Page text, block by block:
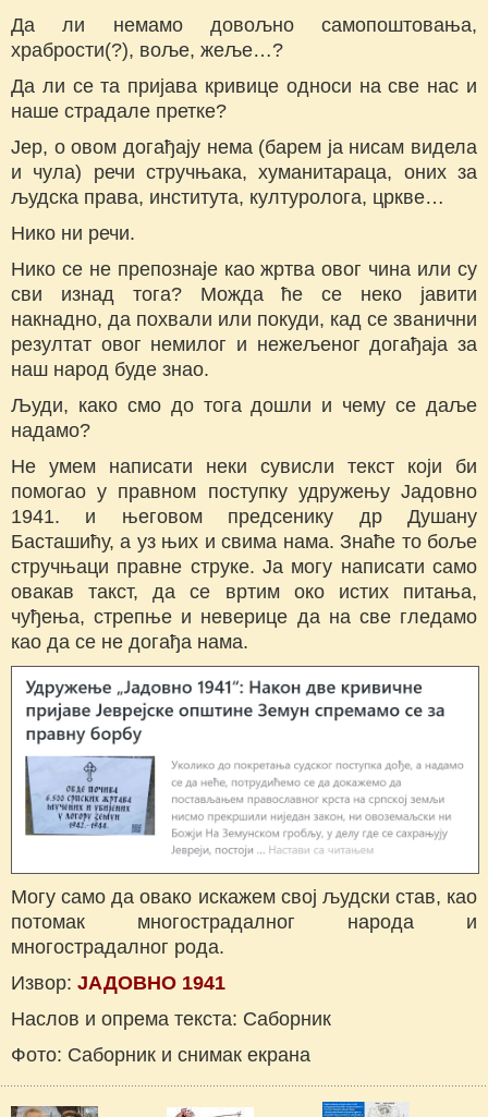
Да ли немамо довољно самопоштовања,
храбрости(?), воље, жеље…?
Да ли се та пријава кривице односи на све нас и
наше страдале претке?
Јер, о овом догађају нема (барем ја нисам видела
и чула) речи стручњака, хуманитараца, оних за
људска права, института, културолога, цркве…
Нико ни речи.
Нико се не препознаје као жртва овог чина или су
сви изнад тога? Можда ће се неко јавити
накнадно, да похвали или покуди, кад се званични
резултат овог немилог и нежељеног догађаја за
наш народ буде знао.
Људи, како смо до тога дошли и чему се даље
надамо?
Не умем написати неки сувисли текст који би
помогао у правном поступку удружењу Јадовно
1941. и његовом предсенику др Душану
Басташићу, а уз њих и свима нама. Знаће то боље
стручњаци правне струке. Ја могу написати само
овакав такст, да се вртим око истих питања,
чуђења, стрепње и неверице да на све гледамо
као да се не догађа нама.
Могу само да овако искажем свој људски став, као
потомак многострадалног народа и
многострадалног рода.
Извор: ЈАДОВНО 1941
Наслов и опрема текста: Саборник
Фото: Саборник и снимак екрана